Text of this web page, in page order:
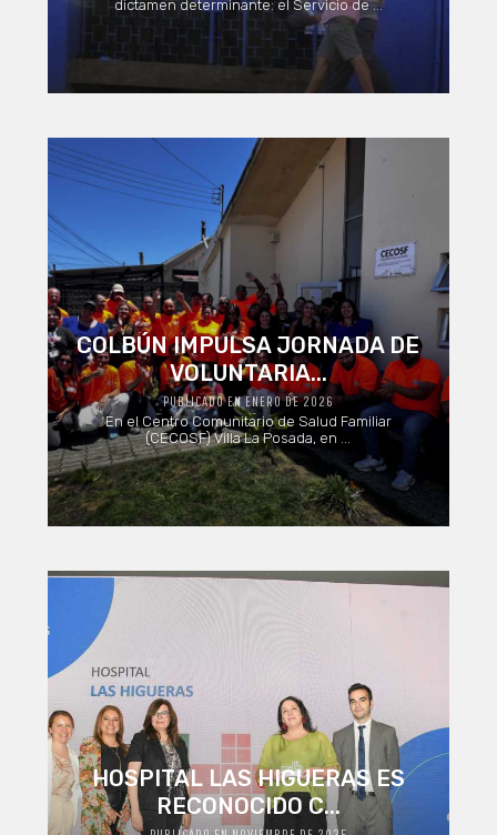
dictamen determinante: el Servicio de ...
COLBÚN IMPULSA JORNADA DE
VOLUNTARIA...
PUBLICADO EN ENERO DE 2026
En el Centro Comunitario de Salud Familiar
(CECOSF) Villa La Posada, en ...
HOSPITAL LAS HIGUERAS ES
RECONOCIDO C...